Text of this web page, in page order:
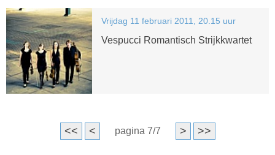
Vrijdag 11 februari 2011, 20.15 uur
Vespucci Romantisch Strijkkwartet
<< < pagina 7/7 > >>